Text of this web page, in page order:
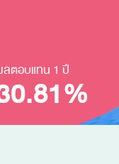
ตอบแทน 1 ปี